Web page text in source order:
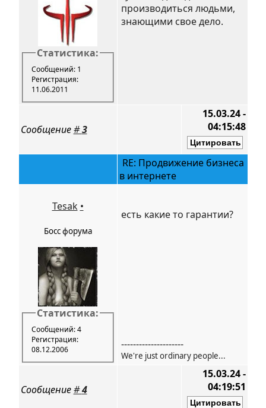
Статистика:
Сообщений: 1
Регистрация:
11.06.2011
производиться людьми,
знающими свое дело.
Сообщение#3
15.03.24 -
04:15:48
RE: Продвижение бизнеса
в интернете
Tesak •
Босс форума
Статистика:
Сообщений: 4
Регистрация:
08.12.2006
есть какие то гарантии?
---------------------
We're just ordinary people...
Сообщение#4
15.03.24 -
04:19:51